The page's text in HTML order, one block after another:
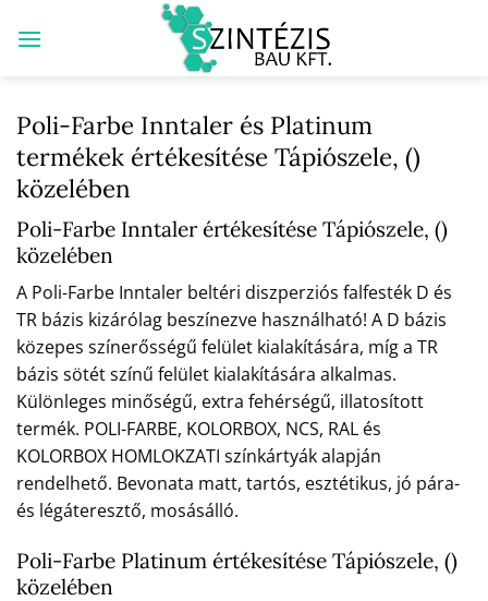
Poli-Farbe Inntaler és Platinum
termékek értékesítése Tápiószele, ()
közelében
Poli-Farbe Inntaler értékesítése Tápiószele, ()
közelében
A Poli-Farbe Inntaler beltéri diszperziós falfesték D és
TR bázis kizárólag beszínezve használható! A D bázis
közepes színerősségű felület kialakítására, míg a TR
bázis sötét színű felület kialakítására alkalmas.
Különleges minőségű, extra fehérségű, illatosított
termék. POLI-FARBE, KOLORBOX, NCS, RAL és
KOLORBOX HOMLOKZATI színkártyák alapján
rendelhető. Bevonata matt, tartós, esztétikus, jó pára-
és légáteresztő, mosásálló.
Poli-Farbe Platinum értékesítése Tápiószele, ()
közelében